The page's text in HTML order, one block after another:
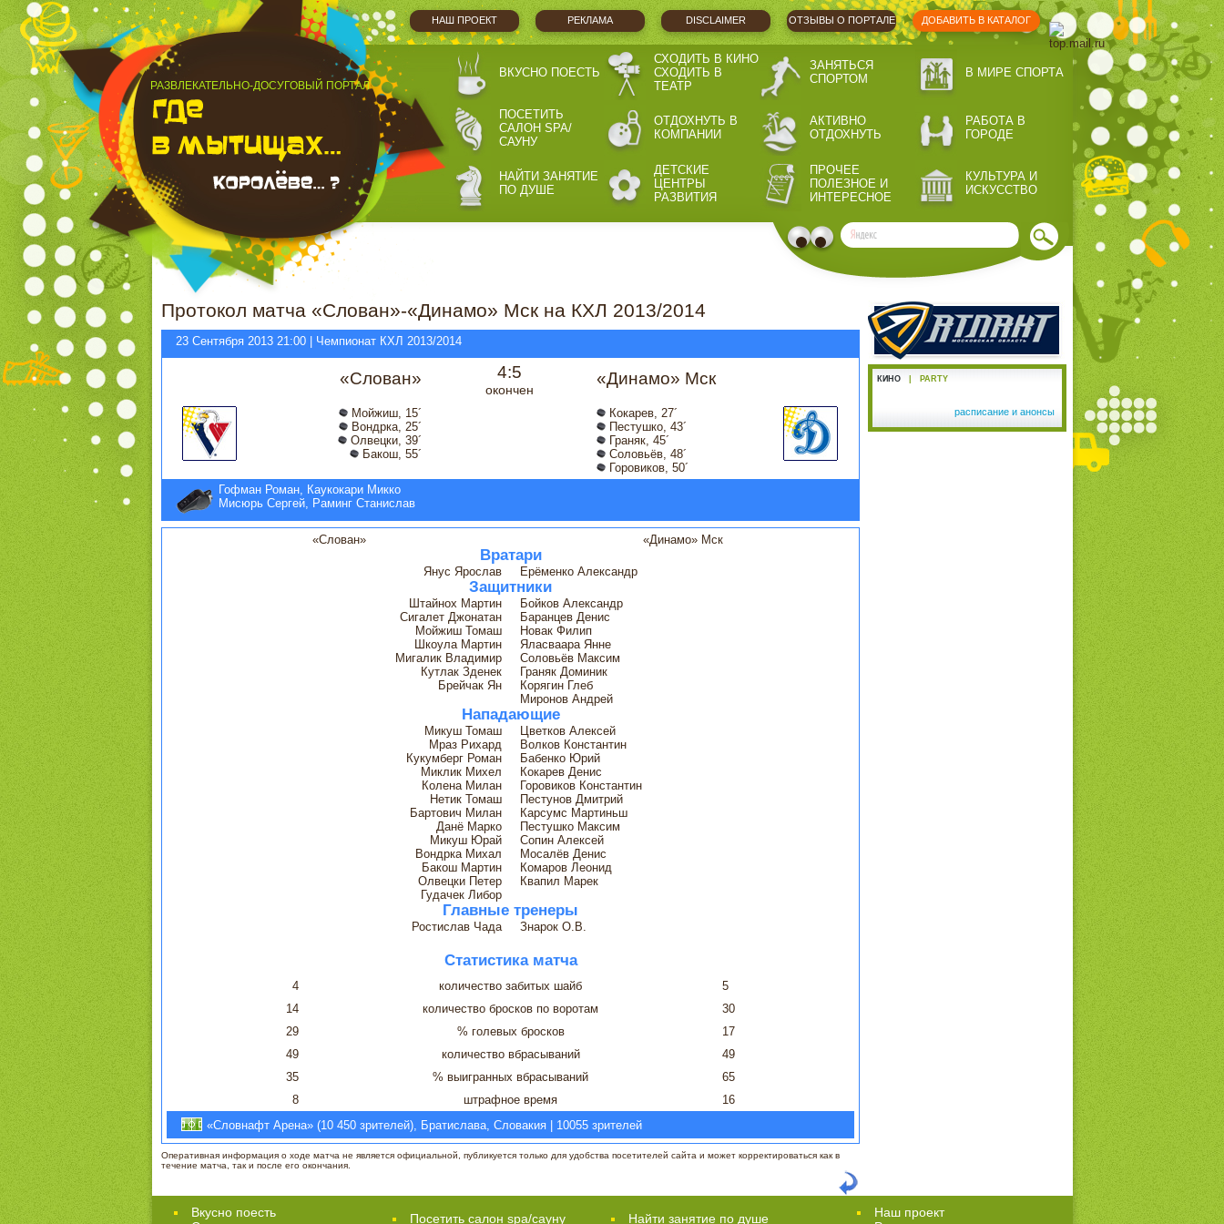
НАШ ПРОЕКТ РЕКЛАМА DISCLAIMER ОТЗЫВЫ О ПОРТАЛЕ ДОБАВИТЬ В КАТАЛОГ
РАЗВЛЕКАТЕЛЬНО-ДОСУГОВЫЙ ПОРТАЛ
ВКУСНО ПОЕСТЬ
СХОДИТЬ В КИНО
СХОДИТЬ В
ТЕАТР
ЗАНЯТЬСЯ
СПОРТОМ
В МИРЕ СПОРТА
ПОСЕТИТЬ
САЛОН SPA/
САУНУ
ОТДОХНУТЬ В
КОМПАНИИ
АКТИВНО
ОТДОХНУТЬ
РАБОТА В
ГОРОДЕ
НАЙТИ ЗАНЯТИЕ
ПО ДУШЕ
ДЕТСКИЕ
ЦЕНТРЫ
РАЗВИТИЯ
ПРОЧЕЕ
ПОЛЕЗНОЕ И
ИНТЕРЕСНОЕ
КУЛЬТУРА И
ИСКУССТВО
Протокол матча «Слован»-«Динамо» Мск на КХЛ 2013/2014
23 Сентября 2013 21:00 | Чемпионат КХЛ 2013/2014
«Слован» 4:5
окончен
«Динамо» Мск
Мойжиш, 15´
Вондрка, 25´
Олвецки, 39´
Бакош, 55´
Кокарев, 27´
Пестушко, 43´
Граняк, 45´
Соловьёв, 48´
Горовиков, 50´
Гофман Роман, Каукокари Микко
Мисюрь Сергей, Раминг Станислав
«Слован» «Динамо» Мск
Вратари
Янус Ярослав Ерёменко Александр
Защитники
Штайнох Мартин
Бойков Александр
Сигалет Джонатан
Баранцев Денис
Мойжиш Томаш
Новак Филип
Шкоула Мартин
Яласваара Янне
Мигалик Владимир
Соловьёв Максим
Кутлак Зденек
Граняк Доминик
Брейчак Ян
Корягин Глеб
Миронов Андрей
Нападающие
Микуш Томаш
Цветков Алексей
Мраз Рихард
Волков Константин
Кукумберг Роман
Бабенко Юрий
Миклик Михел
Кокарев Денис
Колена Милан
Горовиков Константин
Нетик Томаш
Пестунов Дмитрий
Бартович Милан
Карсумс Мартиньш
Данё Марко
Пестушко Максим
Микуш Юрай
Сопин Алексей
Вондрка Михал
Мосалёв Денис
Бакош Мартин
Комаров Леонид
Олвецки Петер
Квапил Марек
Гудачек Либор
Главные тренеры
Ростислав Чада Знарок О.В.
Статистика матча
4 количество забитых шайб
5
14
количество бросков по воротам
30
29
% голевых бросков
17
49
количество вбрасываний
49
35
% выигранных вбрасываний
65
8
штрафное время
16
«Словнафт Арена» (10 450 зрителей), Братислава, Словакия | 10055 зрителей
Оперативная информация о ходе матча не является официальной, публикуется только для удобства посетителей сайта и может корректироваться как в
течение матча, так и после его окончания.
КИНО PARTY
расписание и анонсы
Вкусно поесть
Посетить салон spa/сауну Найти занятие по душе
Наш проект